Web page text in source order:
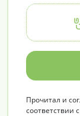
Прочитал и
соответствии с